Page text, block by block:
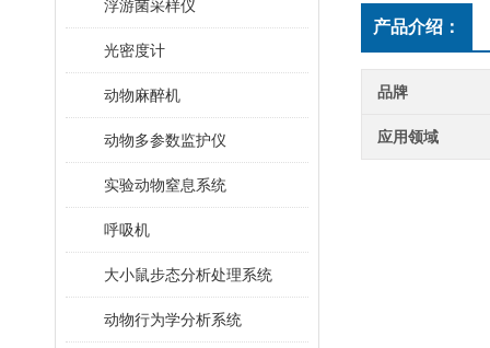
浮游菌采样仪
光密度计
动物麻醉机
动物多参数监护仪
实验动物窒息系统
呼吸机
大小鼠步态分析处理系统
动物行为学分析系统
产品介绍：
品牌
应用领域